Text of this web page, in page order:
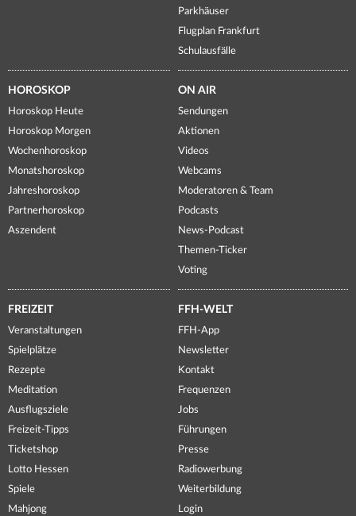
Parkhäuser
Flugplan Frankfurt
Schulausfälle
HOROSKOP
Horoskop Heute
Horoskop Morgen
Wochenhoroskop
Monatshoroskop
Jahreshoroskop
Partnerhoroskop
Aszendent
ON AIR
Sendungen
Aktionen
Videos
Webcams
Moderatoren & Team
Podcasts
News-Podcast
Themen-Ticker
Voting
FREIZEIT
Veranstaltungen
Spielplätze
Rezepte
Meditation
Ausflugsziele
Freizeit-Tipps
Ticketshop
Lotto Hessen
Spiele
Mahjong
FFH-WELT
FFH-App
Newsletter
Kontakt
Frequenzen
Jobs
Führungen
Presse
Radiowerbung
Weiterbildung
Login